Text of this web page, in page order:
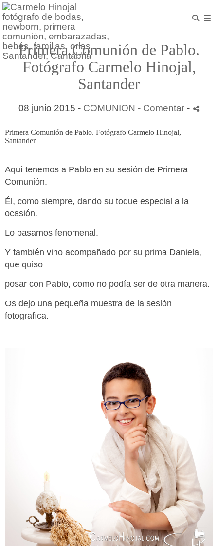
Primera Comunión de Pablo.
Fotógrafo Carmelo Hinojal,
Santander
08 junio 2015 - COMUNION - Comentar -
Primera Comunión de Pablo. Fotógrafo Carmelo Hinojal,
Santander
Aquí tenemos a Pablo en su sesión de Primera
Comunión.
Él, como siempre, dando su toque especial a la
ocasión.
Lo pasamos fenomenal.
Y también vino acompañado por su prima Daniela,
que quiso
posar con Pablo, como no podía ser de otra manera.
Os dejo una pequeña muestra de la sesión
fotografíca.